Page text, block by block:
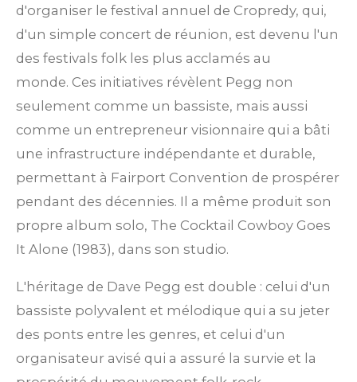
d'organiser le festival annuel de Cropredy, qui,
d'un simple concert de réunion, est devenu l'un
des festivals folk les plus acclamés au
monde. Ces initiatives révèlent Pegg non
seulement comme un bassiste, mais aussi
comme un entrepreneur visionnaire qui a bâti
une infrastructure indépendante et durable,
permettant à Fairport Convention de prospérer
pendant des décennies. Il a même produit son
propre album solo, The Cocktail Cowboy Goes
It Alone (1983), dans son studio.
L'héritage de Dave Pegg est double : celui d'un
bassiste polyvalent et mélodique qui a su jeter
des ponts entre les genres, et celui d'un
organisateur avisé qui a assuré la survie et la